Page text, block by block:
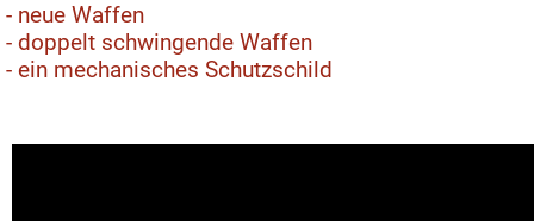
- neue Waffen
- doppelt schwingende Waffen
- ein mechanisches Schutzschild